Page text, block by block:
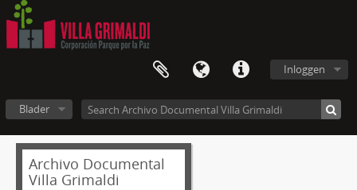
Inloggen
Blader
Archivo Documental
Villa Grimaldi